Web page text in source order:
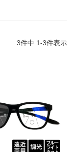
3件中 1-3件表示